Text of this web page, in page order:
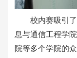
校内赛吸引
息与通信工程学
院等多个学院的